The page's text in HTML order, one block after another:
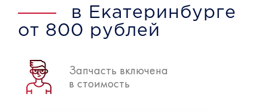
в Екатеринбурге
от 800 рублей
Запчасть включена
в стоимость